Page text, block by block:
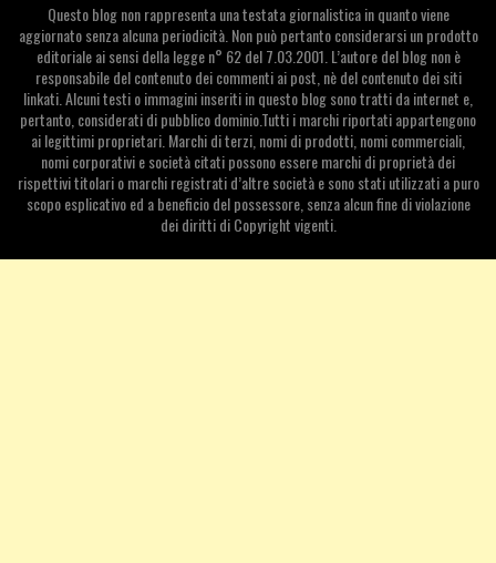
Questo blog non rappresenta una testata giornalistica in quanto viene
aggiornato senza alcuna periodicità. Non può pertanto considerarsi un prodotto
editoriale ai sensi della legge n° 62 del 7.03.2001. L’autore del blog non è
responsabile del contenuto dei commenti ai post, nè del contenuto dei siti
linkati. Alcuni testi o immagini inseriti in questo blog sono tratti da internet e,
pertanto, considerati di pubblico dominio.Tutti i marchi riportati appartengono
ai legittimi proprietari. Marchi di terzi, nomi di prodotti, nomi commerciali,
nomi corporativi e società citati possono essere marchi di proprietà dei
rispettivi titolari o marchi registrati d’altre società e sono stati utilizzati a puro
scopo esplicativo ed a beneficio del possessore, senza alcun fine di violazione
dei diritti di Copyright vigenti.